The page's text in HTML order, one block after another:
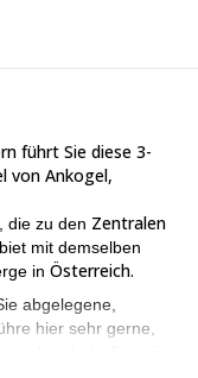
führt Sie diese 3-
von Ankogel,
die zu den Zentralen
mit demselben
in Österreich.
abgelegene,
hier sehr gerne,